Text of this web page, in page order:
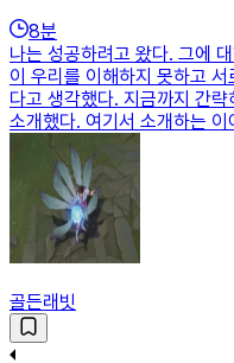
8분
나는 성공하려고 왔다. 그에
이 우리를 이해하지 못하고
다고 생각했다. 지금까지 간
소개했다. 여기서 소개하는
골든래빗